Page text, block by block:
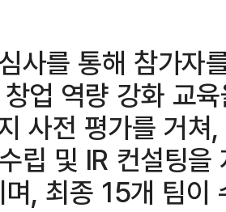
사를 통해 참가
업 역량 강화 교
사전 평가를 거
립 및 IR 컨설팅
, 최종 15개 팀이